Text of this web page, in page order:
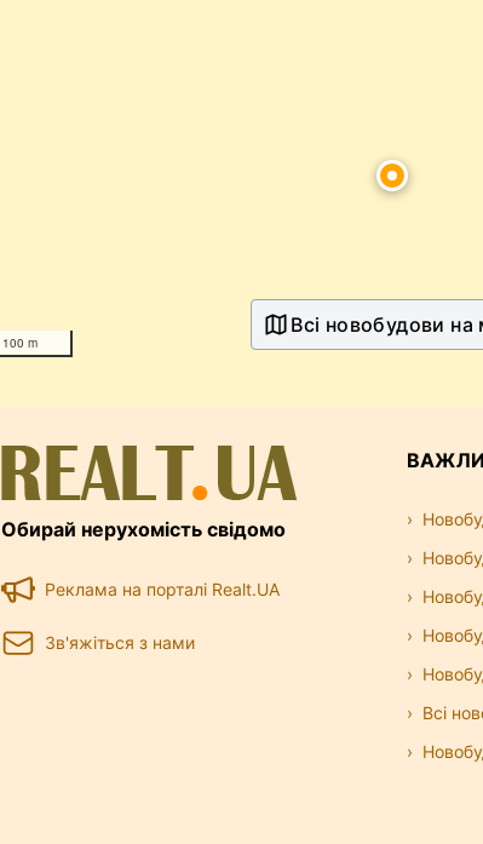
100 m
Всі новобудови на
Обирай нерухомість свідомо
Реклама на порталі Realt.UA
Зв'яжіться з нами
Всі